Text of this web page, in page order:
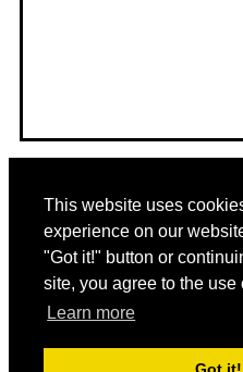
This website uses
experience on our
"Got it!" button or
site, you agree to the use
Learn more
Disclaimer: As informações apresentadas
para sua referência.Triptimeto.com não
consequentes danos /
Copyright 2015-